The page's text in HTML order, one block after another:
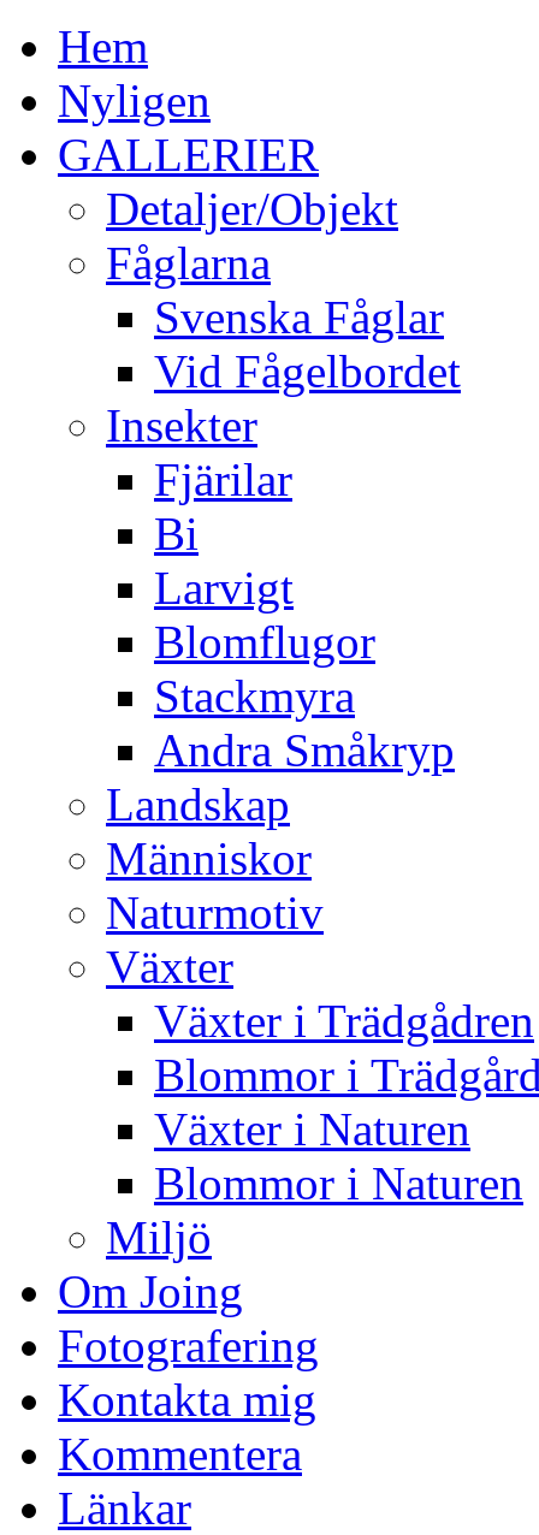
Hem
Nyligen
GALLERIER
Detaljer/Objekt
Fåglarna
Svenska Fåglar
Vid Fågelbordet
Insekter
Fjärilar
Bi
Larvigt
Blomflugor
Stackmyra
Andra Småkryp
Landskap
Människor
Naturmotiv
Växter
Växter i Trädgådren
Blommor i
Växter i Naturen
Blommor i Naturen
Miljö
Om Joing
Fotografering
Kontakta mig
Kommentera
Länkar